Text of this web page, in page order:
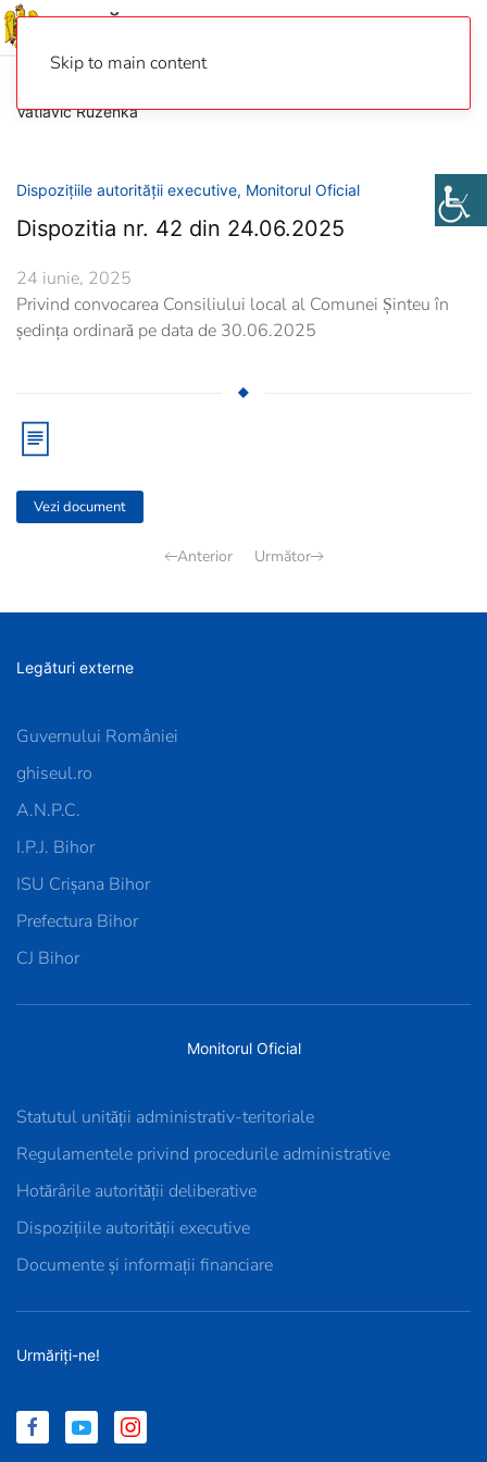
Skip to main content
Vatlavic Ruzenka
Dispozițiile autorității executive, Monitorul Oficial
Dispozitia nr. 42 din 24.06.2025
24 iunie, 2025
Privind convocarea Consiliului local al Comunei Șinteu în
ședința ordinară pe data de 30.06.2025
Vezi document
Anterior Următor
Legături externe
Guvernului României
ghiseul.ro
A.N.P.C.
I.P.J. Bihor
ISU Crișana Bihor
Prefectura Bihor
CJ Bihor
Monitorul Oficial
Statutul unității administrativ-teritoriale
Regulamentele privind procedurile administrative
Hotărârile autorității deliberative
Dispozițiile autorității executive
Documente și informații financiare
Urmăriți-ne!